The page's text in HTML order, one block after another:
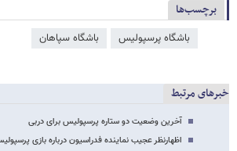
برچسب‌ها
باشگاه پرسپولیس باشگاه سپاهان
خبرهای مرتبط
آخرین وضعیت دو ستاره پرسپولیس برای دربی
اظهارنظر عجیب نماینده فدراسیون درباره بازی